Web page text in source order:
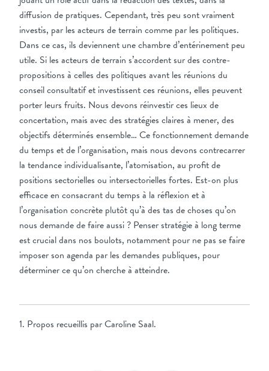
diffusion de pratiques. Cependant, très peu sont vraiment
investis, par les acteurs de terrain comme par les politiques.
Dans ce cas, ils deviennent une chambre d’entérinement peu
utile. Si les acteurs de terrain s’accordent sur des contre-
propositions à celles des politiques avant les réunions du
conseil consultatif et investissent ces réunions, elles peuvent
porter leurs fruits. Nous devons réinvestir ces lieux de
concertation, mais avec des stratégies claires à mener, des
objectifs déterminés ensemble… Ce fonctionnement demande
du temps et de l’organisation, mais nous devons contrecarrer
la tendance individualisante, l’atomisation, au profit de
positions sectorielles ou intersectorielles fortes. Est-on plus
efficace en consacrant du temps à la réflexion et à
l’organisation concrète plutôt qu’à des tas de choses qu’on
nous demande de faire aussi ? Penser stratégie à long terme
est crucial dans nos boulots, notamment pour ne pas se faire
imposer son agenda par les demandes publiques, pour
déterminer ce qu’on cherche à atteindre.
1. Propos recueillis par Caroline Saal.